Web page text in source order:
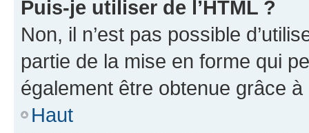
Puis-je utiliser de l’HTML ?
Non, il n’est pas possible
partie de la mise en forme qui
également être obtenue grâce à
Haut